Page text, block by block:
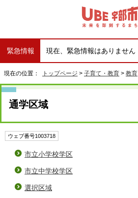
緊急情報 現在、緊急情報はありません
現在の位置： トップページ > 子育て・教育 > 教育
通学区域
ウェブ番号1003718
市立小学校学区
市立中学校学区
選択区域